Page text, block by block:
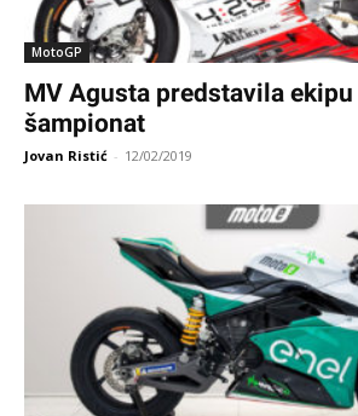
MotoGP
MV Agusta predstavila
šampionat
Jovan Ristić - 12/02/2019